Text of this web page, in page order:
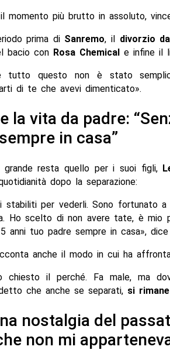
momento più brutto in assoluto,
prima di Sanremo, il divorzio
bacio con Rosa Chemical e infine il
tutto questo non è stato
di te che avevi dimenticato».
e la vita da padre:
in casa”
grande resta quello per i suoi figli,
dopo la separazione:
stabiliti per vederli. Sono fortunato
Ho scelto di non avere tate, è mio
anni tuo padre sempre in casa», dice
anche il modo in cui ha
chiesto il perché. Fa male, ma
che anche se separati, si
nostalgia del
non mi